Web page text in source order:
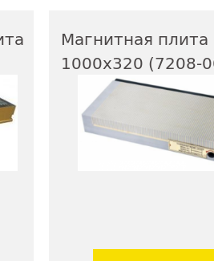
Магнитная плита
1000х320 (7208-